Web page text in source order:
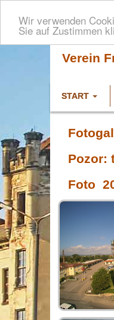
Wir verwenden
Sie auf Zustimmen
Verein
START
Pozor:
Foto